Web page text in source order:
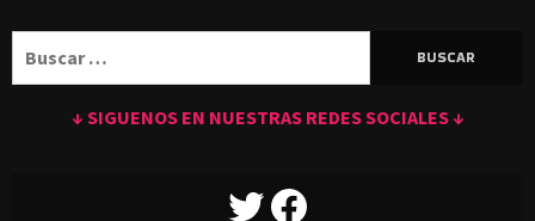
↓ SIGUENOS EN NUESTRAS REDES SOCIALES ↓
TWITTERFACEBOOK